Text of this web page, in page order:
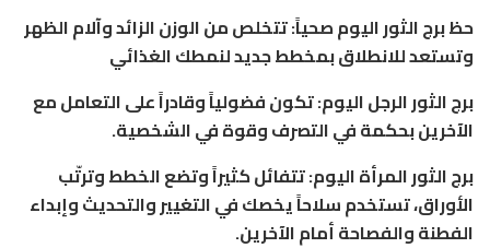
حظ برج الثور اليوم صحياً: تتخلص من الوزن الزائد وآلام الظهر
وتستعد للانطلاق بمخطط جديد لنمطك الغذائي
برج الثور الرجل اليوم: تكون فضولياً وقادراً على التعامل مع
الآخرين بحكمة في التصرف وقوة في الشخصية.
برج الثور المرأة اليوم: تتفائل كثيراً وتضع الخطط وترتّب
الأوراق، تستخدم سلاحاً يخصك في التغيير والتحديث وإبداء
الفطنة والفصاحة أمام الآخرين.